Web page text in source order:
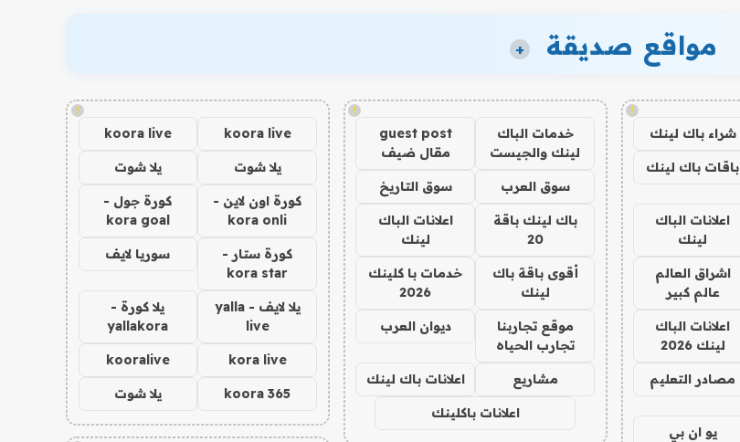
مواقع صديقة +
!
شراء باك لينك
باقات باك لينك
اعلانات الباك
لينك
اشراق العالم
عالم كبير
اعلانات الباك
لينك 2026
مصادر التعليم
يو ان بي
!
خدمات الباك
لينك والجيست
guest post
مقال ضيف
سوق العرب سوق التاريخ
باك لينك باقة
20
اعلانات الباك
لينك
أقوى باقة باك
لينك
خدمات با كلينك
2026
موقع تجاربنا
تجارب الحياه
ديوان العرب
مشاريع اعلانات باك لينك
اعلانات باكلينك
!
koora live
koora live
يلا شوت يلا شوت
كورة اون لاين -
kora onli
كورة جول -
kora goal
كورة ستار -
kora star
سوريا لايف
يلا لايف - yalla
live
يلا كورة -
yallakora
kora live
kooralive
koora 365 يلا شوت